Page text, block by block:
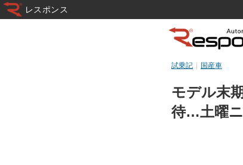
モデル末
待…土曜
試乗記 国産車
レスポンス